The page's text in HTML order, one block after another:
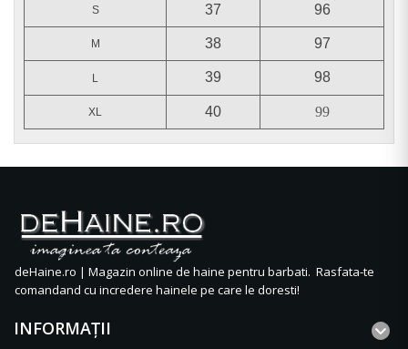
S 37 96
M 38 97
L 39 98
XL 40 99
deHaine.ro | Magazin online de haine pentru barbati. Rasfata-te
comandand cu incredere hainele pe care le doresti!
INFORMAŢII